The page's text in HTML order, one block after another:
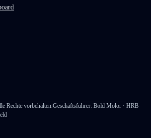
Rechte vorbehalten. Geschäftsführer: Bold Molor · HRB